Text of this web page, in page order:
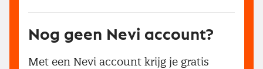
Nog geen Nevi account?
Met een Nevi account krijg je gratis